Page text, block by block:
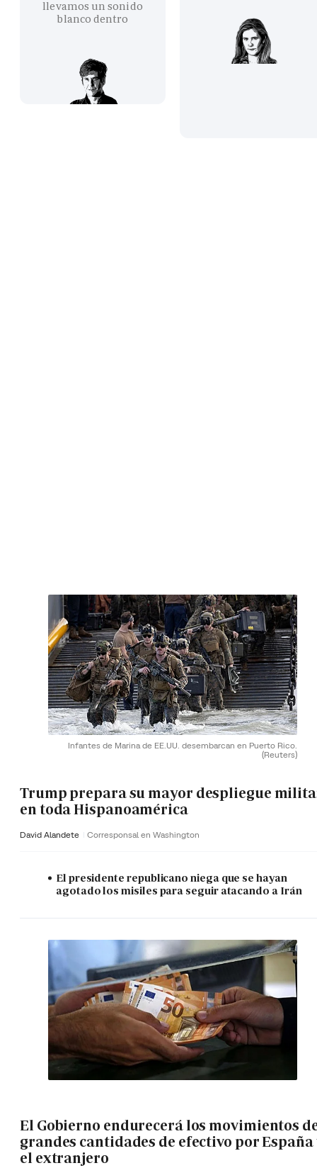
llevamos un sonido
blanco dentro
Infantes de Marina de EE.UU. desembarcan en Puerto Rico.
(Reuters)
Trump prepara su mayor despliegue
en toda Hispanoamérica
David Alandete Corresponsal en Washington
El presidente republicano niega que se hayan
agotado los misiles para seguir atacando a Irán
El Gobierno endurecerá los movimientos
grandes cantidades de efectivo por España
el extranjero